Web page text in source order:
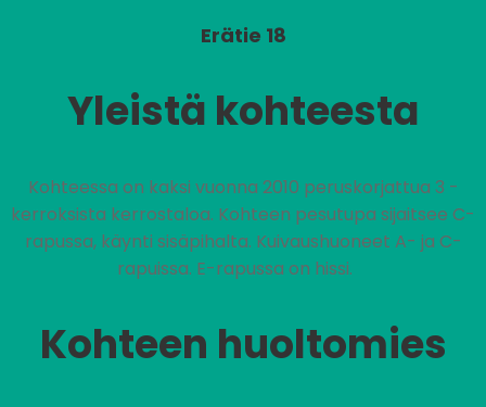
Erätie 18
Yleistä kohteesta
Kohteessa on kaksi vuonna 2010 peruskorjattua 3 -
kerroksista kerrostaloa. Kohteen pesutupa sijaitsee C-
rapussa, käynti sisäpihalta. Kuivaushuoneet A- ja C-
rapuissa. E-rapussa on hissi.
Kohteen huoltomies